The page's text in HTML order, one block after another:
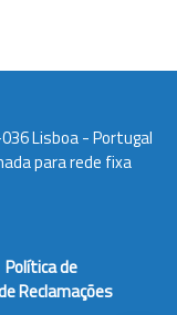
Lisboa - Portugal
para rede fixa
Política de
Reclamações